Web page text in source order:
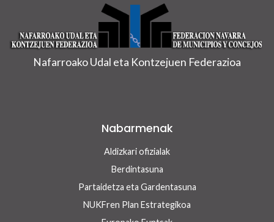
Nafarroako Udal eta Kontzejuen Federazioa
Nabarmenak
Aldizkari ofizialak
Berdintasuna
Partaidetza eta Gardentasuna
NUKFren Plan Estrategikoa